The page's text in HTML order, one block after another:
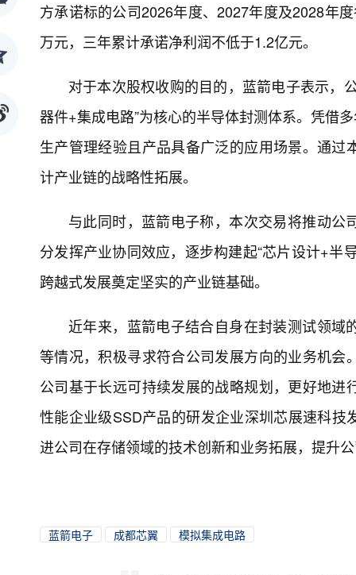
方承诺标的公司2026年度、2027年度及2028年
万元，三年累计承诺净利润不低于1.2亿元。
对于本次股权收购的目的，蓝箭电子表示，
器件+集成电路”为核心的半导体封测体系。凭借
生产管理经验且产品具备广泛的应用场景。通
计产业链的战略性拓展。
与此同时，蓝箭电子称，本次交易将推动
分发挥产业协同效应，逐步构建起“芯片设计+半
跨越式发展奠定坚实的产业链基础。
近年来，蓝箭电子结合自身在封装测试领
等情况，积极寻求符合公司发展方向的业务机
公司基于长远可持续发展的战略规划，更好地
性能企业级SSD产品的研发企业深圳芯展速科
进公司在存储领域的技术创新和业务拓展，提升
蓝箭电子 成都芯翼 模拟集成电路